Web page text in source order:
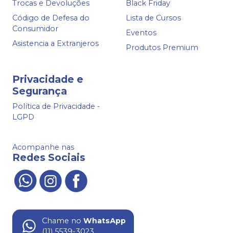
Trocas e Devoluções
Código de Defesa do
Consumidor
Asistencia a Extranjeros
Black Friday
Lista de Cursos
Eventos
Produtos Premium
Privacidade e
Segurança
Política de Privacidade -
LGPD
Acompanhe nas
Redes Sociais
Chame no WhatsApp